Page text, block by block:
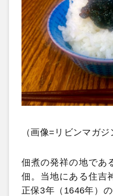
（画像=リビンマガジ
佃煮の発祥の地であ
佃。当地にある住吉
正保3年（1646年）